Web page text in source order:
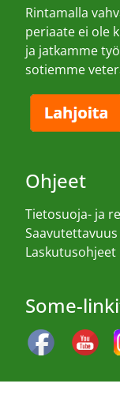
Rintamalla
periaate ei ole
ja jatkamme
sotiemme
Ohjeet
Tietosuoja- ja
Saavutettavuus
Laskutusohjeet
Some-